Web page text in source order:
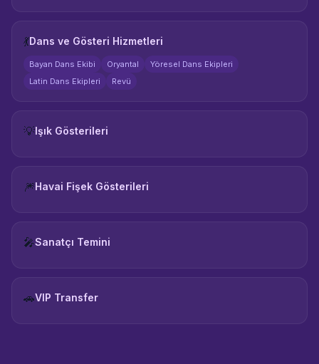
💃Dans ve Gösteri Hizmetleri
Bayan Dans Ekibi Oryantal
Yöresel Dans Ekipleri
Latin Dans Ekipleri
Revü
💡Işık Gösterileri
🎆Havai Fişek Gösterileri
🎤Sanatçı Temini
🚗VIP Transfer